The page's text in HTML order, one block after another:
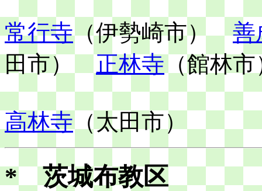
常行寺（伊勢崎市）善
田市） 正林寺 （館林
高林寺 （太田市）
* 茨城布教区